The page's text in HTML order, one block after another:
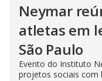
Neymar
atletas em
São Paulo
Evento do Instituto
projetos sociais com